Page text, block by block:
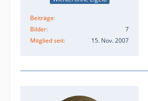
Beiträge
Bilder
7
Mitglied seit
15. Nov. 2007